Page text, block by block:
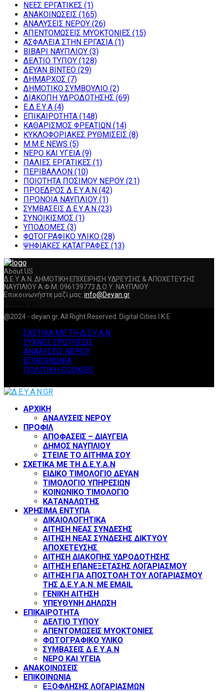
NEEΣ ΕΡΓΑΤΙΚΕΣ (1)
ΑΝΑΚΟΙΝΩΣΕΙΣ (165)
ΑΝΑΛΥΣΕΙΣ ΝΕΡΟΥ (26)
ΑΠΕΝΤΟΜΩΣΕΙΣ ΜΥΟΚΤΟΝΙΕΣ (15)
ΑΣΦΑΛΕΙΑ ΣΤΗΝ ΕΡΓΑΣΙΑ (1)
ΒΙΒΑΡΙ ΝΑΥΠΛΙΟΥ (3)
ΔΕΛΤΙΟ ΤΥΠΟΥ (128)
ΔΕΥΑΝ ΒΙΝΤΕΟ (29)
ΔΗΜΑΡΧΟΣ (7)
ΔΗΜΟΤΙΚΟ ΣΥΜΒΟΥΛΙΟ (2)
ΔΙΑΚΟΠΗ ΥΔΡΟΔΟΤΗΣΗΣ (69)
Ε.Δ.Ε.Υ.Α (4)
ΕΠΙΚΑΙΡΟΤΗΤΑ (148)
ΚΑΘΑΡΙΣΜΟΣ ΦΡΕΑΤΙΩΝ (14)
ΚΥΚΛΟΦΟΡΙΑΚΕΣ ΡΥΘΜΙΣΕΙΣ (8)
Μ.Μ.Ε NEWS (5)
ΝΕΡΟ ΚΑΙ ΥΓΕΙΑ (9)
ΠΑΛΙΕΣ ΕΡΓΑΤΙΚΕΣ (1)
ΠΕΡΙΒΑΛΛΟΝ (10)
ΠΟΙΟΤΗΤΑ ΠΟΣΙΜΟΥ ΝΕΡΟΥ (21)
ΠΡΟΕΔΡΟΣ Δ.Ε.Υ.Α.Ν (42)
ΠΡΟΝΟΙΑ ΝΑΥΠΛΙΟΥ (1)
ΣΥΜΒΑΣΕΙΣ Δ.Ε.Υ.Α.Ν (23)
ΣΥΝΟΙΚΙΣΜΟΣ (1)
ΥΠΟΔΟΜΕΣ (3)
ΦΩΤΟΓΡΑΦΙΚΟ ΥΛΙΚΟ (28)
ΨΗΦΙΑΚΕΣ ΚΑΤΑΓΡΑΦΕΣ (13)
About US
Δ.Ε.Υ.Α.Ν. ΔΗΜΟΤΙΚΗ ΕΠΙΧΕΙΡΗΣΗ ΥΔΡΕΥΣΗΣ & ΑΠΟΧΕΤΕΥΣΗΣ
ΝΑΥΠΛΙΟΥ Α.Φ.Μ. 096139773 Δ.Ο.Υ. ΝΑΥΠΛΙΟΥ
Επικοινωνήστε μαζί μας: info@Deyan.gr
Facebook
Twitter
Instagram
Youtube
@2024 - deyan.gr. All Right Reserved. Digital Cities I.K.E
ΣΧΕΤΙΚΑ ΜΕ ΤΗ Δ.Ε.Υ.Α.Ν
ΣΥΧΝΕΣ ΕΡΩΤΗΣΕΙΣ
ΑΝΑΛΥΣΕΙΣ ΝΕΡΟΥ
ΕΠΙΚΟΙΝΩΝΙΑ
ΠΟΛΙΤΙΚΗ COOKIES
ΑΡΧΙΚΗ
ΑΝΑΛΥΣΕΙΣ ΝΕΡΟΥ
ΠΡΟΦΙΛ
ΑΠΟΦΑΣΕΙΣ – ΔΙΑΥΓΕΙΑ
ΔΗΜΟΣ ΝΑΥΠΛΙΟΥ
ΣΤΕΙΛΕ ΤΟ ΑΙΤΗΜΑ ΣΟΥ
ΣΧΕΤΙΚΑ ΜΕ ΤΗ Δ.Ε.Υ.Α.Ν
ΕΙΔΙΚΟ ΤΙΜΟΛΟΓΙΟ ΔΕΥΑΝ
ΤΙΜΟΛΟΓΙΟ ΥΠΗΡΕΣΙΩΝ
ΚΟΙΝΩΝΙΚΟ ΤΙΜΟΛΟΓΙΟ
ΚΑΤΑΝΑΛΩΤΗΣ
ΧΡΗΣΙΜΑ ΕΝΤΥΠΑ
ΔΙΚΑΙΟΛΟΓΗΤΙΚΑ
ΑΙΤΗΣΗ ΝΕΑΣ ΣΥΝΔΕΣΗΣ
ΑΙΤΗΣΗ ΝΕΑΣ ΣΥΝΔΕΣΗΣ ΔΙΚΤΥΟΥ
ΑΠΟΧΕΤΕΥΣΗΣ
ΑΙΤΗΣΗ ΔΙΑΚΟΠΗΣ ΥΔΡΟΔΟΤΗΣΗΣ
ΑΙΤΗΣΗ ΕΠΑΝΕΞΕΤΑΣΗΣ ΛΟΓΑΡΙΑΣΜΟΥ
ΑΙΤΗΣΗ ΓΙΑ ΑΠΟΣΤΟΛΗ ΤΟΥ ΛΟΓΑΡΙΑΣΜΟΥ
ΤΗΣ Δ.Ε.Υ.Α.Ν. ΜΕ EMAIL
ΓΕΝΙΚΗ ΑΙΤΗΣΗ
ΥΠΕΥΘΥΝΗ ΔΗΛΩΣΗ
ΕΠΙΚΑΙΡΟΤΗΤΑ
ΔΕΛΤΙΟ ΤΥΠΟΥ
ΑΠΕΝΤΟΜΩΣΕΙΣ ΜΥΟΚΤΟΝΙΕΣ
ΦΩΤΟΓΡΑΦΙΚΟ ΥΛΙΚΟ
ΣΥΜΒΑΣΕΙΣ Δ.Ε.Υ.Α.Ν
ΝΕΡΟ ΚΑΙ ΥΓΕΙΑ
ΑΝΑΚΟΙΝΩΣΕΙΣ
ΕΠΙΚΟΙΝΩΝΙΑ
ΕΞΟΦΛΗΣΗΣ ΛΟΓΑΡΙΑΣΜΩΝ